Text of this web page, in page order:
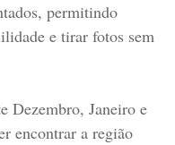
permitindo
e tirar fotos sem
Dezembro, Janeiro e
encontrar a região